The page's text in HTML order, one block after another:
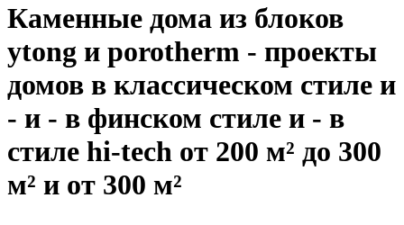
Каменные дома из блоков
ytong и porotherm - проекты
домов в классическом стиле и
- и - в финском стиле и - в
стиле hi-tech от 200 м² до 300
м² и от 300 м²